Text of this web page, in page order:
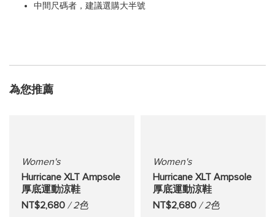
中間尺碼者，建議選購大半號
為您推薦
Women's
Hurricane XLT Ampsole
厚底運動涼鞋
NT$2,680 / 2色
Women's
Hurricane XLT Ampsole
厚底運動涼鞋
NT$2,680 / 2色